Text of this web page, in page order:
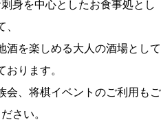
身を中心としたお食事処とし
、
酒を楽しめる大人の酒場として
おります。
会、将棋イベントのご利用もご
さい。